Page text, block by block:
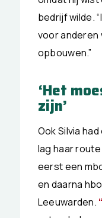
bedrijf wilde.
voor anderen
opbouwen.”
‘Het
zijn’
Ook Silvia
lag haar
eerst een
en daarna
Leeuwarden. “